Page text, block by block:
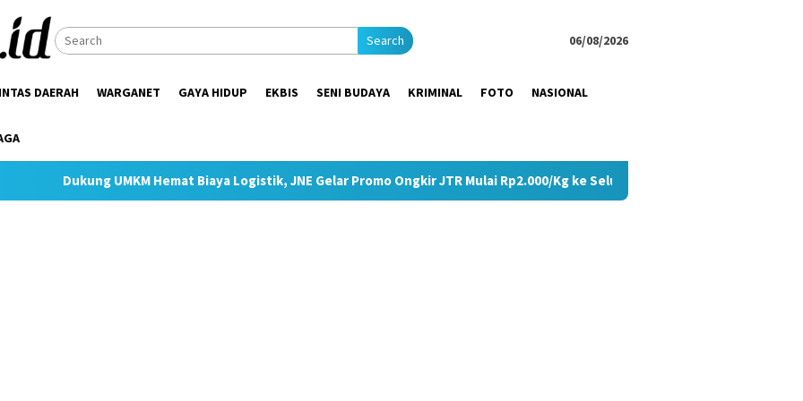
Search 06/08/2026
DAERAH WARGANET GAYA HIDUP EKBIS SENI BUDAYA KRIMINAL FOTO NASIONAL
UMKM Hemat Biaya Logistik, JNE Gelar Promo Ongkir JTR Mulai Rp2.000/Kg ke Seluruh Pulau Jawa